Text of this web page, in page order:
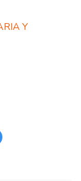
Y